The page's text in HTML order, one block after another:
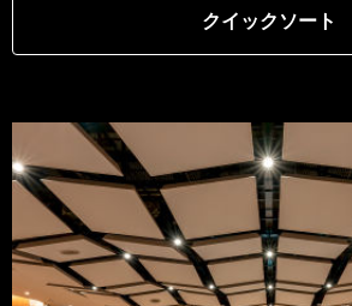
クイックソート